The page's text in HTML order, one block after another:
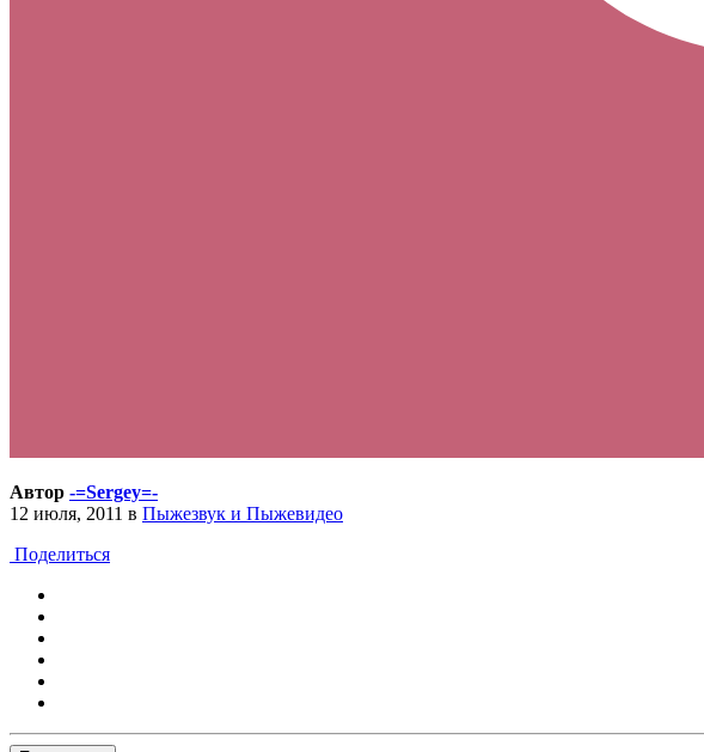
Автор -=Sergey=-
12 июля, 2011 в Пыжезвук и Пыжевидео
Поделиться